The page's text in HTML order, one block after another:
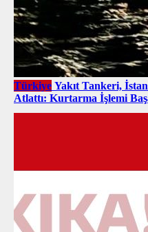
Türkiye Yakıt Tankeri,
Atlattı: Kurtarma İşlemi